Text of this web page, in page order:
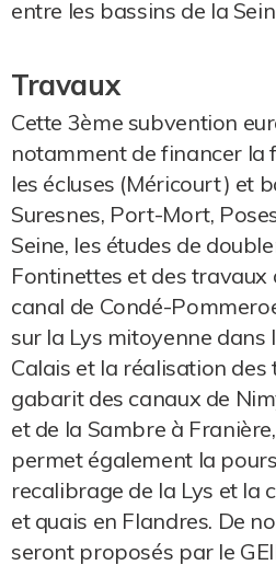
entre les bassins de la
Travaux
Cette 3ème subvention
notamment de financer la
les écluses (Méricourt) et
Suresnes, Port-Mort,
Seine, les études de
Fontinettes et des travaux
canal de Condé-
sur la Lys mitoyenne dans
Calais et la réalisation
gabarit des canaux de
et de la Sambre à
permet également la
recalibrage de la Lys et la
et quais en Flandres. De
seront proposés par le